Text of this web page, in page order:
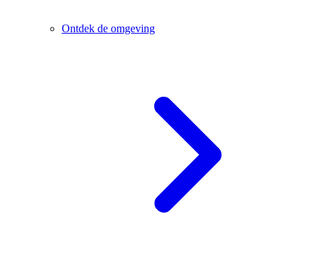
Ontdek de omgeving